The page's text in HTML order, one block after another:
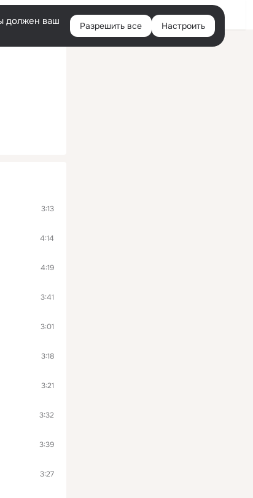
Войти
должен ваш
Разрешить все Настроить
3:13
4:14
4:19
3:41
3:01
3:18
3:21
3:32
3:39
3:27